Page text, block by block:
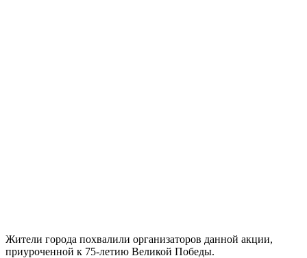
Жители города похвалили организаторов данной акции,
приуроченной к 75-летию Великой Победы.